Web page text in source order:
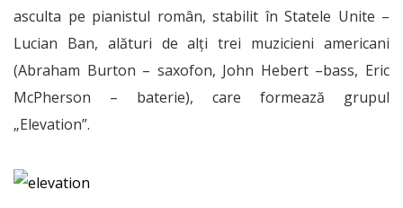
asculta pe pianistul român, stabilit în Statele Unite –
Lucian Ban, alături de alți trei muzicieni americani
(Abraham Burton – saxofon, John Hebert –bass, Eric
McPherson – baterie), care formează grupul
„Elevation”.